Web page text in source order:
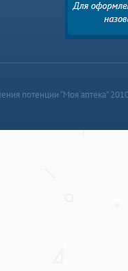
потенции “Моя аптека”